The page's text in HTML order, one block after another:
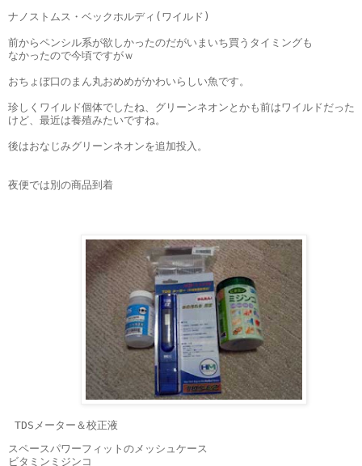
ナノストムス・ベックホルディ(ワイルド)
前からペンシル系が欲しかったのだがいまいち買うタイミングも
なかったので今頃ですがｗ
おちょぼ口のまん丸おめめがかわいらしい魚です。
珍しくワイルド個体でしたね、グリーンネオンとかも前はワイルドだった
けど、最近は養殖みたいですね。
後はおなじみグリーンネオンを追加投入。
夜便では別の商品到着
TDSメーター＆校正液
スペースパワーフィットのメッシュケース
ビタミンミジンコ